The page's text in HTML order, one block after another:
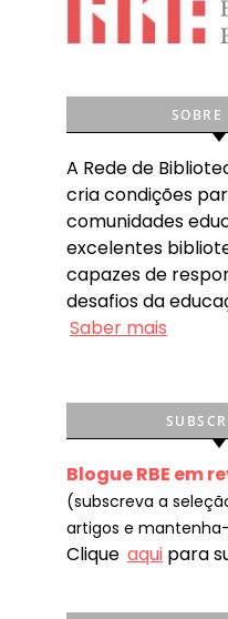
SOBRE
A Rede de
cria condições
comunidades
excelentes
capazes de
desafios da
Saber mais
Blogue RBE em
(subscreva a
artigos e
Clique aqui para